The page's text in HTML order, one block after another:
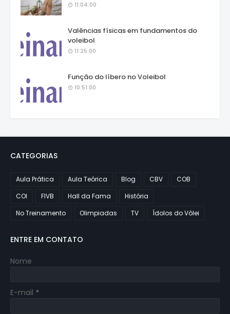
11:04:00
Valências físicas em fundamentos do
voleibol
11:25:00
Função do líbero no Voleibol
10:51:00
CATEGORIAS
Aula Prática Aula Teórica Blog CBV
COB
COI
FIVB Hall da Fama
História
No Treinamento
Olimpiadas TV Ídolos do Vôlei
ENTRE EM CONTATO
Nome
E-mail *